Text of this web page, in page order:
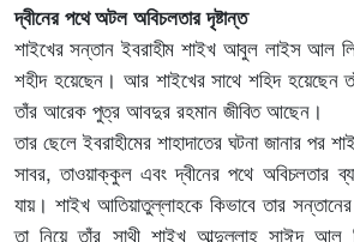
দ্বীনের পথে অটল অবিচলতার দৃষ্টান্ত
শাইখের সন্তান ইবরাহীম শাইখ আবুল লাইস আল
শহীদ হয়েছেন। আর শাইখের সাথে শহিদ
তাঁর আরেক পুত্র আবদুর রহমান জীবিত আছেন।
তার ছেলে ইবরাহীমের শাহাদাতের ঘটনা জানার পর
সাবর, তাওয়াক্কুল এবং দ্বীনের পথে অবিচলতার
যায়। শাইখ আতিয়াতুল্লাহকে কিভাবে তার সন্তানের
তা নিয়ে তাঁর সাথী শাইখ আব্দুল্লাহ সাঈদ আল